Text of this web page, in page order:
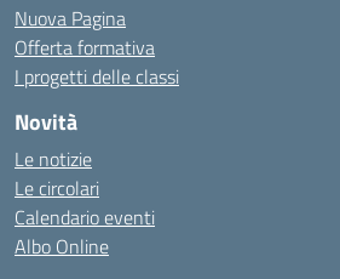
Nuova Pagina
Offerta formativa
I progetti delle classi
Novità
Le notizie
Le circolari
Calendario eventi
Albo Online